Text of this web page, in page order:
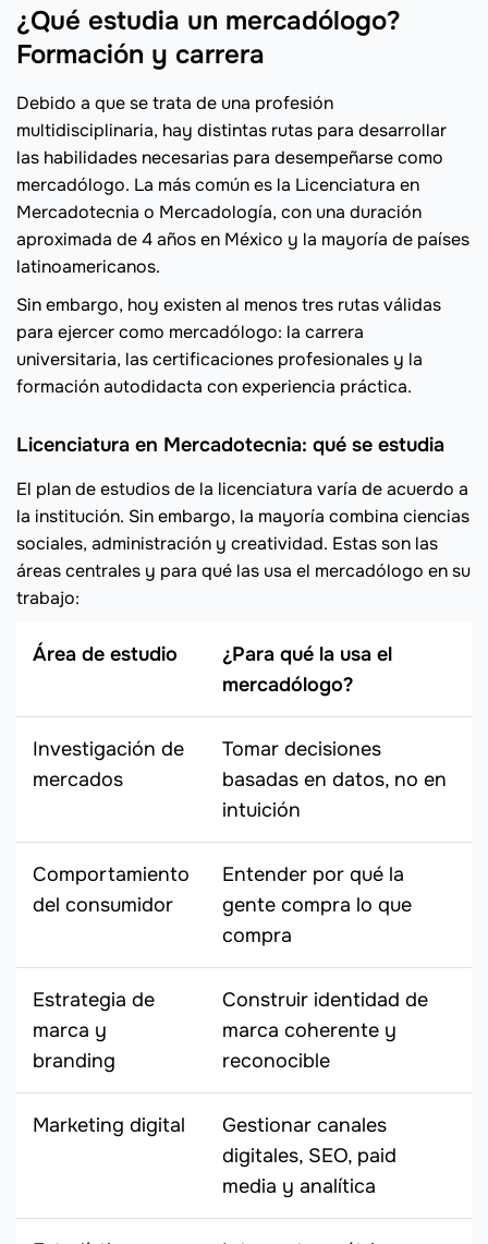
¿Qué estudia un mercadólogo?
Formación y carrera
Debido a que se trata de una profesión
multidisciplinaria, hay distintas rutas para desarrollar
las habilidades necesarias para desempeñarse como
mercadólogo. La más común es la Licenciatura en
Mercadotecnia o Mercadología, con una duración
aproximada de 4 años en México y la mayoría de países
latinoamericanos.
Sin embargo, hoy existen al menos tres rutas válidas
para ejercer como mercadólogo: la carrera
universitaria, las certificaciones profesionales y la
formación autodidacta con experiencia práctica.
Licenciatura en Mercadotecnia: qué se estudia
El plan de estudios de la licenciatura varía de acuerdo a
la institución. Sin embargo, la mayoría combina ciencias
sociales, administración y creatividad. Estas son las
áreas centrales y para qué las usa el mercadólogo en su
trabajo:
Área de estudio
¿Para qué la usa el
mercadólogo?
Investigación de
mercados
Tomar decisiones
basadas en datos, no en
intuición
Comportamiento
del consumidor
Entender por qué la
gente compra lo que
compra
Estrategia de
marca y
branding
Construir identidad de
marca coherente y
reconocible
Marketing digital
Gestionar canales
digitales, SEO, paid
media y analítica